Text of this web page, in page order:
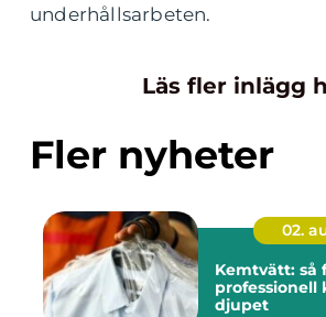
underhållsarbeten.
Läs fler inlägg
Fler nyheter
02.
Kemtvätt: så
professionell
djupet